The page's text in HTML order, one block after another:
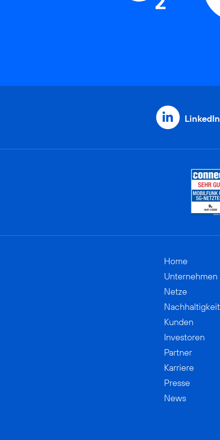
LinkedIn
Home
Unternehmen
Netze
Nachhaltigkeit
Kunden
Investoren
Partner
Karriere
Presse
News